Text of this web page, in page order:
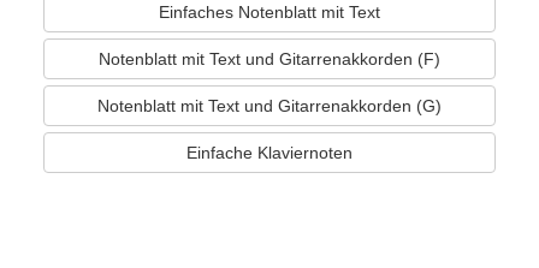
Einfaches Notenblatt mit Text
Notenblatt mit Text und Gitarrenakkorden (F)
Notenblatt mit Text und Gitarrenakkorden (G)
Einfache Klaviernoten